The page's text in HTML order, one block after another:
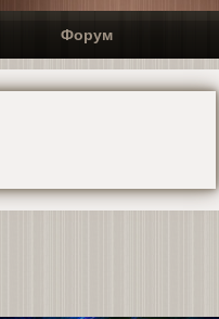
Форум